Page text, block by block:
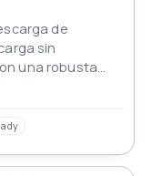
de
sin
una robusta